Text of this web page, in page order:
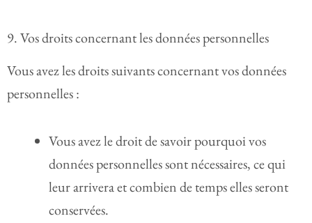
9. Vos droits concernant les données personnelles
Vous avez les droits suivants concernant vos données
personnelles :
Vous avez le droit de savoir pourquoi vos
données personnelles sont nécessaires, ce qui
leur arrivera et combien de temps elles seront
conservées.